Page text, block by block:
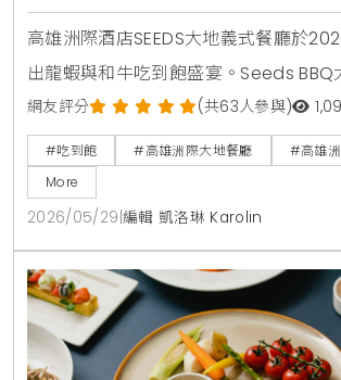
高雄洲際酒店SEEDS大地義式餐廳於
出龍蝦與和牛吃到飽盛宴。Seeds BBQ
中秋連假加場，Seeds和牛珍饌則集結
美國肋眼。活動於6月1日上午11:00開放
網友評分 (共63人參與)
#吃到飽 #高雄洲際大地餐廳
#高雄
More
2026/05/29 編輯 凱洛琳 Karolin